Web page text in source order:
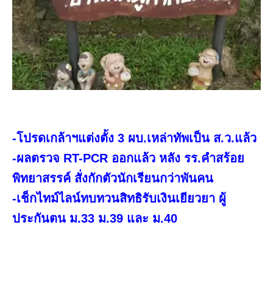
-โปรดเกล้าฯแต่งตั้ง 3 ผบ.เหล่าทัพเป็น ส.ว.แล้ว
-ผลตรวจ RT-PCR ออกแล้ว หลัง รร.คำสร้อย
พิทยาสรรค์ สั่งกักตัวนักเรียนกว่าพันคน
-เช็กไทม์ไลน์ทบทวนสิทธิรับเงินเยียวยา ผู้
ประกันตน ม.33 ม.39 และ ม.40